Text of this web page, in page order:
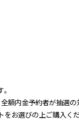
額内金予約者が抽選の
お選びの上ご購入くだ